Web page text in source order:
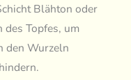
Blähton oder
des Topfes, um
den Wurzeln